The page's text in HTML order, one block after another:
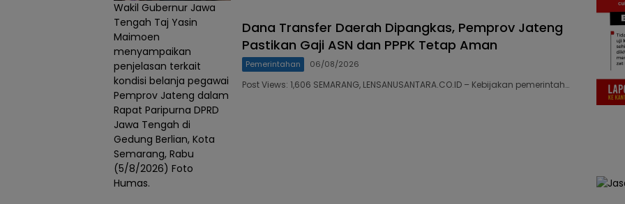
Wakil Gubernur Jawa
Tengah Taj Yasin
Maimoen
menyampaikan
penjelasan terkait
kondisi belanja pegawai
Pemprov Jateng dalam
Rapat Paripurna DPRD
Jawa Tengah di
Gedung Berlian, Kota
Semarang, Rabu
(5/8/2026) Foto
Humas.
Dana Transfer Daerah Dipangkas, Pemprov Jateng
Pastikan Gaji ASN dan PPPK Tetap Aman
Pemerintahan 06/08/2026
Post Views: 1,606 SEMARANG, LENSANUSANTARA.CO.ID – Kebijakan pemerintah…